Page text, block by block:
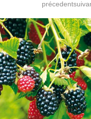
précedent